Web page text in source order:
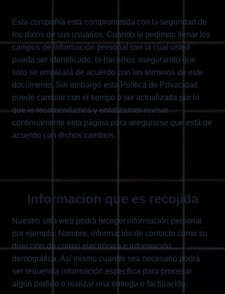
Esta compañía está comprometida con la seguridad de
los datos de sus usuarios. Cuando le pedimos llenar los
campos de información personal con la cual usted
pueda ser identificado, lo hacemos asegurando que
sólo se empleará de acuerdo con los términos de este
documento. Sin embargo esta Política de Privacidad
puede cambiar con el tiempo o ser actualizada por lo
que le recomendamos y enfatizamos revisar
continuamente esta página para asegurarse que está de
acuerdo con dichos cambios.
Informacion que es recojida
Nuestro sitio web podrá recoger información personal
por ejemplo: Nombre, información de contacto como su
dirección de correo electrónica e información
demográfica. Así mismo cuando sea necesario podrá
ser requerida información específica para procesar
algún pedido o realizar una entrega o facturación.